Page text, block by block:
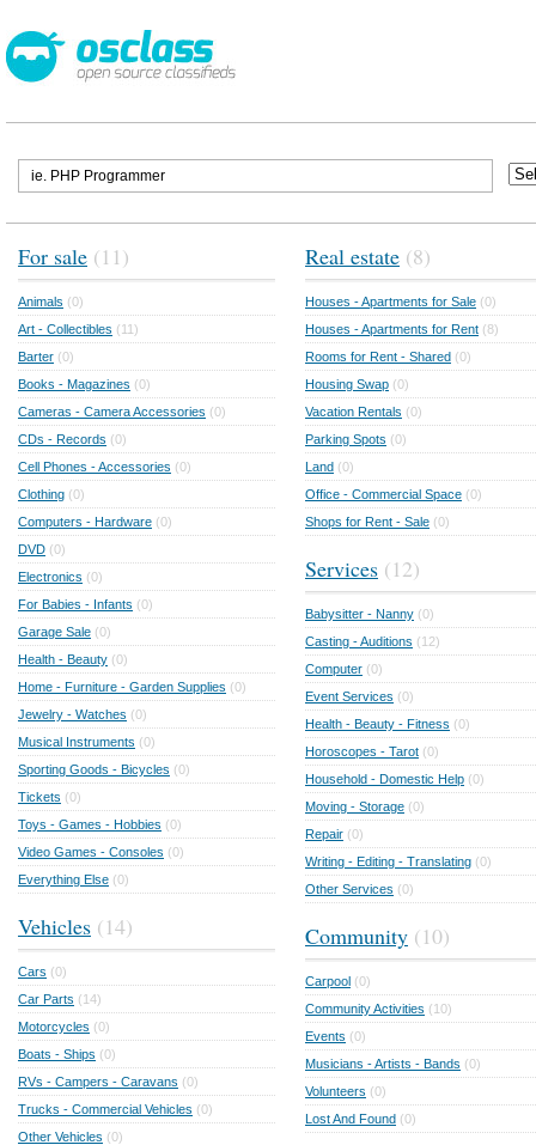
For sale (11)
Animals (0)
Art - Collectibles (11)
Barter (0)
Books - Magazines (0)
Cameras - Camera Accessories (0)
CDs - Records (0)
Cell Phones - Accessories (0)
Clothing (0)
Computers - Hardware (0)
DVD (0)
Electronics (0)
For Babies - Infants (0)
Garage Sale (0)
Health - Beauty (0)
Home - Furniture - Garden Supplies (0)
Jewelry - Watches (0)
Musical Instruments (0)
Sporting Goods - Bicycles (0)
Tickets (0)
Toys - Games - Hobbies (0)
Video Games - Consoles (0)
Everything Else (0)
Vehicles (14)
Cars (0)
Car Parts (14)
Motorcycles (0)
Boats - Ships (0)
RVs - Campers - Caravans (0)
Trucks - Commercial Vehicles (0)
Other Vehicles (0)
Real estate (8)
Houses - Apartments for Sale (0)
Houses - Apartments for Rent (8)
Rooms for Rent - Shared (0)
Housing Swap (0)
Vacation Rentals (0)
Parking Spots (0)
Land (0)
Office - Commercial Space (0)
Shops for Rent - Sale (0)
Services (12)
Babysitter - Nanny (0)
Casting - Auditions (12)
Computer (0)
Event Services (0)
Health - Beauty - Fitness (0)
Horoscopes - Tarot (0)
Household - Domestic Help (0)
Moving - Storage (0)
Repair (0)
Writing - Editing - Translating (0)
Other Services (0)
Community (10)
Carpool (0)
Community Activities (10)
Events (0)
Musicians - Artists - Bands (0)
Volunteers (0)
Lost And Found (0)